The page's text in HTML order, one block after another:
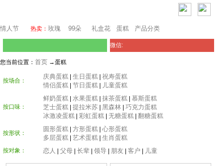
情人节 热卖： 玫瑰 99朵 礼盒花 蛋糕 产品分类
微信:
您当前位置： 首页 →蛋糕
按场合：
庆典蛋糕 生日蛋糕 祝寿蛋糕
情侣蛋糕 节日蛋糕 儿童蛋糕
按口味：
鲜奶蛋糕 水果蛋糕 抹茶蛋糕 慕斯蛋糕
芝士蛋糕 提拉米苏 黑森林 巧克力蛋糕
冰激凌蛋糕 彩虹蛋糕 无糖蛋糕 翻糖蛋糕
按形状：
圆形蛋糕 方形蛋糕 心形蛋糕
多层蛋糕 艺术蛋糕 生肖蛋糕
按对象： 恋人 父母 长辈 领导 朋友 客户 儿童